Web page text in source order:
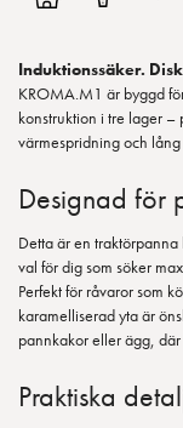
Induktionssäker.
KROMA.M1 är byggd
konstruktion i tre lager
värmespridning och lång
Designad för
Detta är en
val för dig som söker
Perfekt för råvaror som
karamelliserad yta är
pannkakor eller ägg, där
Praktiska